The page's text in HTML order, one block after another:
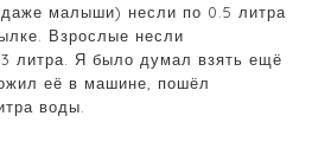
малыши) несли по 0.5 литра
Взрослые несли
литра. Я было думал взять ещё
её в машине, пошёл
воды.